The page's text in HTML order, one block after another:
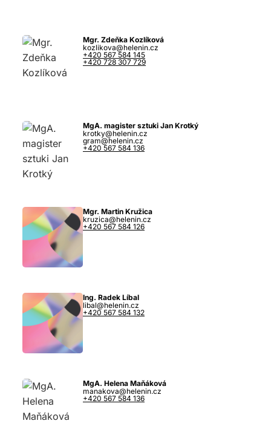
Mgr. Zdeňka Kozlíková
kozlikova@helenin.cz
+420 567 584 145
+420 728 307 729
MgA. magister sztuki Jan Krotký
krotky@helenin.cz
gram@helenin.cz
+420 567 584 136
Mgr. Martin Kružica
kruzica@helenin.cz
+420 567 584 126
Ing. Radek Líbal
libal@helenin.cz
+420 567 584 132
MgA. Helena Maňáková
manakova@helenin.cz
+420 567 584 136